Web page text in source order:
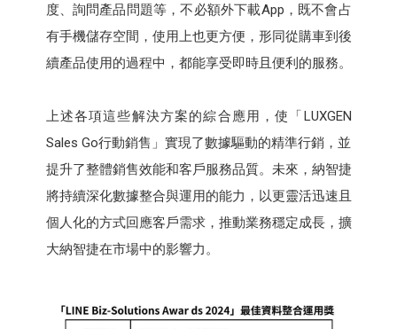
度、詢問產品問題等，不必額外下載App，既不會占
有手機儲存空間，使用上也更方便，形同從購車到後
續產品使用的過程中，都能享受即時且便利的服務。
上述各項這些解決方案的綜合應用，使「LUXGEN
Sales Go行動銷售」實現了數據驅動的精準行銷，並
提升了整體銷售效能和客戶服務品質。未來，納智捷
將持續深化數據整合與運用的能力，以更靈活迅速且
個人化的方式回應客戶需求，推動業務穩定成長，擴
大納智捷在市場中的影響力。